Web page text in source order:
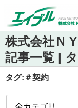
株式会社Ｎ
記事一覧 |
タグ:＃契約